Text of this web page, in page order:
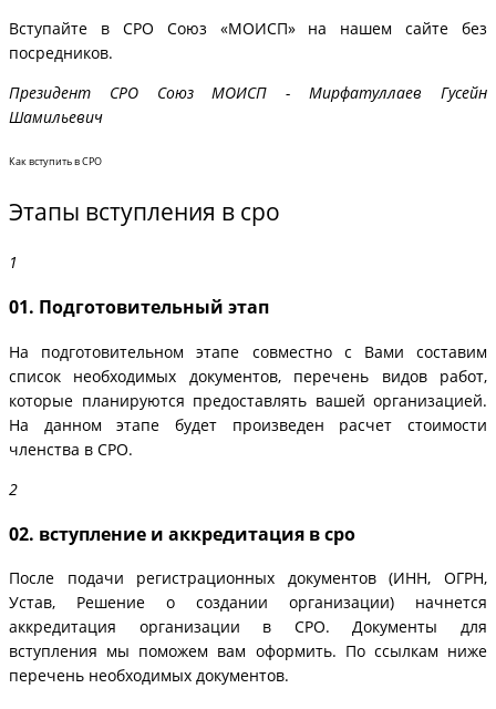
Вступайте в СРО Союз «МОИСП» на нашем сайте без
посредников.
Президент СРО Союз МОИСП - Мирфатуллаев Гусейн
Шамильевич
Как вступить в СРО
Этапы вступления в сро
01. Подготовительный этап
На подготовительном этапе совместно с Вами составим
список необходимых документов, перечень видов работ,
которые планируются предоставлять вашей организацией.
На данном этапе будет произведен расчет стоимости
членства в СРО.
02. вступление и аккредитация в сро
После подачи регистрационных документов (ИНН, ОГРН,
Устав, Решение о создании организации) начнется
аккредитация организации в СРО. Документы для
вступления мы поможем вам оформить. По ссылкам ниже
перечень необходимых документов.